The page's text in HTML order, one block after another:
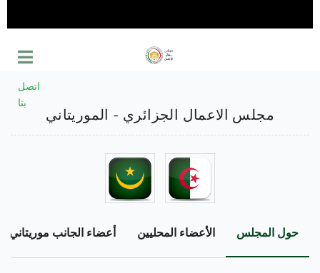
اتصل
بنا
مجلس الاعمال الجزائري - الموريتاني
حول المجلس الأعضاء المحليين أعضاء الجانب موريتاني